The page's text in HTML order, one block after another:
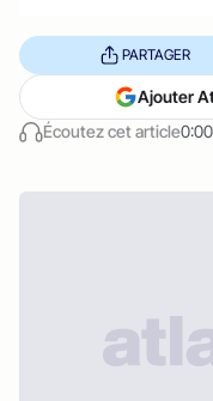
Écoutez cet article
PARTAGER
Ajouter